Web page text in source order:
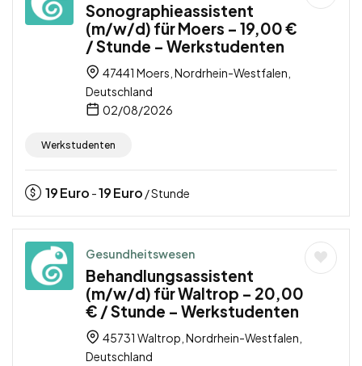
Sonographieassistent
(m/w/d) für Moers – 19,00 €
/ Stunde – Werkstudenten
47441 Moers, Nordrhein-Westfalen,
Deutschland
02/08/2026
Werkstudenten
19Euro -19Euro / Stunde
Gesundheitswesen
Behandlungsassistent
(m/w/d) für Waltrop – 20,00
€ / Stunde – Werkstudenten
45731 Waltrop, Nordrhein-Westfalen,
Deutschland